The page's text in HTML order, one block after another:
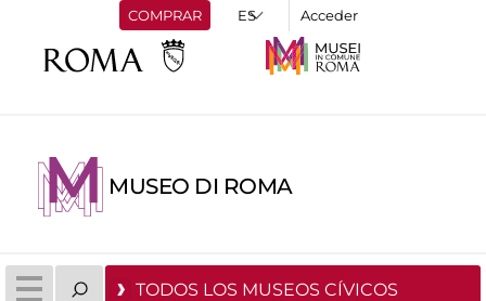
COMPRAR Acceder
MUSEO DI ROMA
TODOS LOS MUSEOS CÍVICOS